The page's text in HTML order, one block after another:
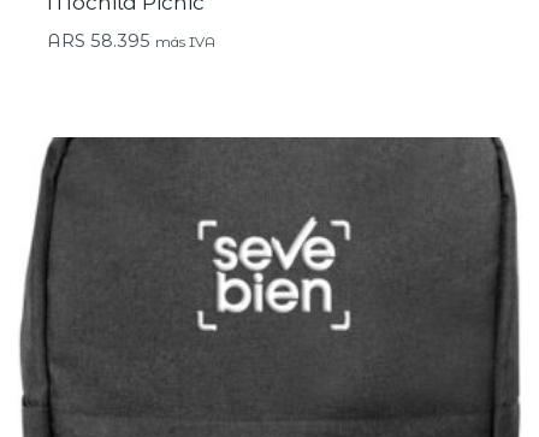
ARS 58.395 más IVA